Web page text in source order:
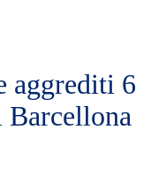
aggrediti 6
Barcellona